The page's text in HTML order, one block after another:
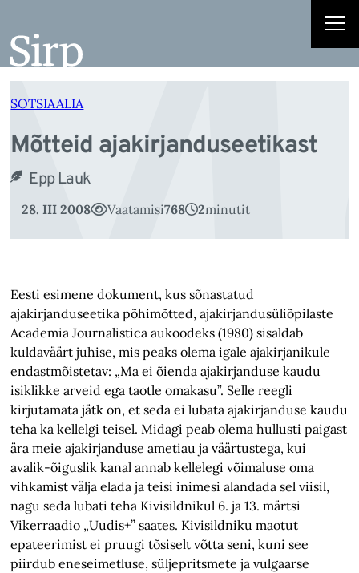
juurde
SOTSIAALIA
Mõtteid ajakirjanduseetikast
Epp Lauk
28. III 2008 Vaatamisi768 2minutit
Eesti esimene dokument, kus sõnastatud
ajakirjanduseetika põhimõtted, ajakirjandusüli­õpi­laste
Academia Journalistica aukoodeks (1980) sisaldab
kuldaväärt juhise, mis peaks olema igale ajakirjanikule
endastmõistetav: „Ma ei õienda ajakirjanduse kaudu
isiklikke arveid ega taotle omakasu”. Selle reegli
kirjutamata jätk on, et seda ei lubata ajakirjanduse kaudu
teha ka kellelgi teisel. Midagi peab olema hullusti paigast
ära meie ajakirjanduse ametiau ja väärtustega, kui
avalik-õiguslik kanal annab kellelegi võimaluse oma
vihkamist välja elada ja teisi inimesi alandada sel viisil,
nagu seda lubati teha Kivisildnikul 6. ja 13. märtsi
Vikerraadio „Uudis+” saates. Kivisildniku maotut
epateerimist ei pruugi tõsiselt võtta seni, kuni see
piirdub eneseimetluse, süljepritsmete ja vulgaarse